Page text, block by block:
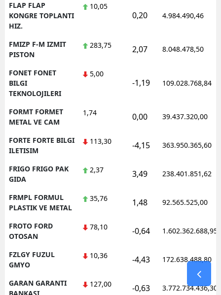
FLAP FLAP
KONGRE TOPLANTI
HIZ.
10,05
0,20 4.984.490,46
FMIZP F-M IZMIT
PISTON
283,75 2,07 8.048.478,50
FONET FONET
BILGI
TEKNOLOJILERI
5,00
-1,19 109.028.768,84
FORMT FORMET
METAL VE CAM
1,74 0,00 39.437.320,00
FORTE FORTE BILGI
ILETISIM
113,30 -4,15 363.950.365,60
FRIGO FRIGO PAK
GIDA
2,37 3,49 238.401.851,62
FRMPL FORMUL
PLASTIK VE METAL
35,76 1,48 92.565.525,00
FROTO FORD
OTOSAN
78,10 -0,64 1.602.362.688,95
FZLGY FUZUL
GMYO
10,36 -4,43 172.638.488,80
GARAN GARANTI
127,00 -0,63 3.772.734.436,30